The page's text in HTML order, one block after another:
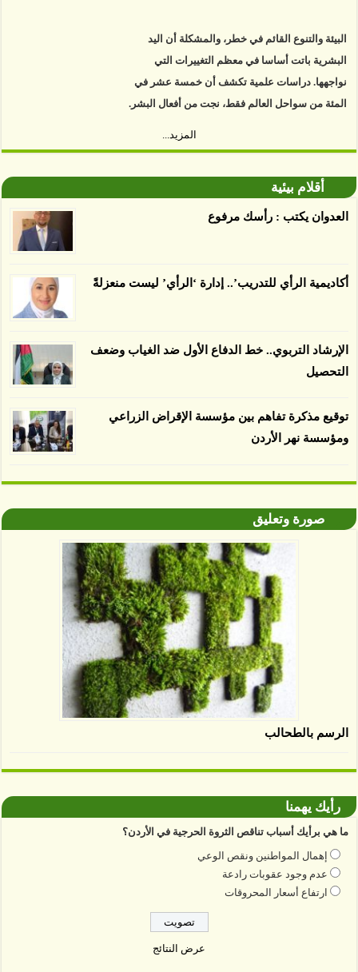
البيئة والتنوع القائم في خطر، والمشكلة أن اليد
البشرية باتت أساسا في معظم التغييرات التي
نواجهها. دراسات علمية تكشف أن خمسة عشر في
المئة من سواحل العالم فقط، نجت من أفعال البشر.
اعتمادها على أنها مستدامة تدمرت بشكل أسرع من
الأرض غير المعتمدة، وذلك حسب دراسة كشفت
الغطاء عن أي ادعاءات تقول بأن الزيت يمكن ألا
صديقة للبيئة 38 في المئة من زراعتها منذ عام 2007،
المزيد...
أقلام بيئية
العدوان يكتب : رأسك مرفوع
أكاديمية الرأي للتدريب’.. إدارة ‘الرأي’ ليست منعزلةً
الإرشاد التربوي.. خط الدفاع الأول ضد الغياب وضعف
التحصيل
توقيع مذكرة تفاهم بين مؤسسة الإقراض الزراعي
ومؤسسة نهر الأردن
صورة وتعليق
الرسم بالطحالب
رأيك يهمنا
ما هي برأيك أسباب تناقص الثروة الحرجية في الأردن؟
إهمال المواطنين ونقص الوعي
عدم وجود عقوبات رادعة
ارتفاع أسعار المحروقات
عرض النتائج